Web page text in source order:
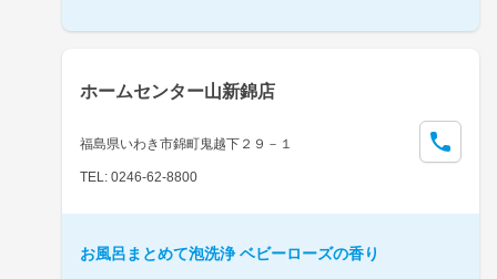
ホームセンター山新錦店
福島県いわき市錦町鬼越下２９－１
TEL: 0246-62-8800
お風呂まとめて泡洗浄 ベビーローズの香り